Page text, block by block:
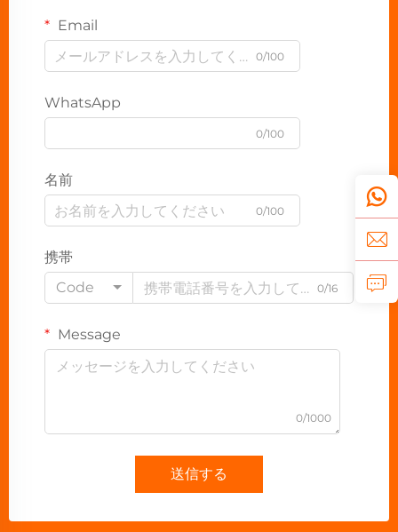
Email
0/100
WhatsApp
0/100
名前
0/100
携帯
Code
0/16
Message
0/1000
送信する